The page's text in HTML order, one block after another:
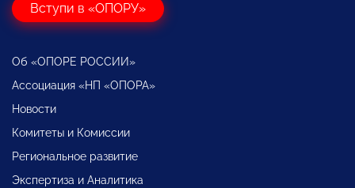
Вступи в «ОПОРУ»
Об «ОПОРЕ РОССИИ»
Ассоциация «НП «ОПОРА»
Новости
Комитеты и Комиссии
Региональное развитие
Экспертиза и Аналитика